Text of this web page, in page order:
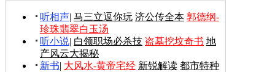
听相声| 马三立逗你玩 济公传全本 郭德纲-
珍珠翡翠白玉汤
听小说| 白领职场必杀技 盗墓挖坟奇书 地
产风云大揭秘
新书| 大风水-黄帝宅经 新锐解读 都市特种